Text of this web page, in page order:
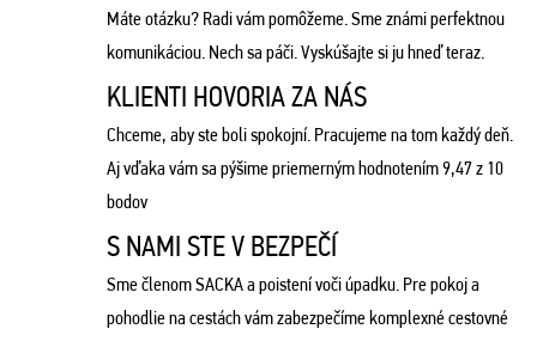
Máte otázku? Radi vám pomôžeme. Sme známi perfektnou
komunikáciou. Nech sa páči. Vyskúšajte si ju hneď teraz.
KLIENTI HOVORIA ZA NÁS
Chceme, aby ste boli spokojní. Pracujeme na tom každý deň.
Aj vďaka vám sa pýšime priemerným hodnotením 9,47 z 10
bodov
S NAMI STE V BEZPEČÍ
Sme členom SACKA a poistení voči úpadku. Pre pokoj a
pohodlie na cestách vám zabezpečíme komplexné cestovné